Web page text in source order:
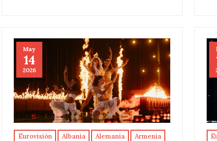
May
14
2026
Eurovisión Albania Alemania Armenia